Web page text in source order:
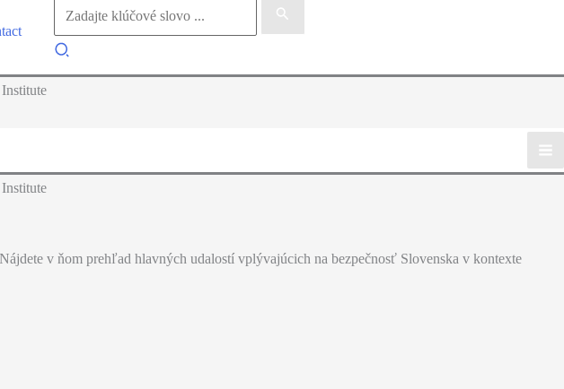
for:
Search
v ňom prehľad hlavných udalostí vplývajúcich na bezpečnosť Slovenska v kontexte